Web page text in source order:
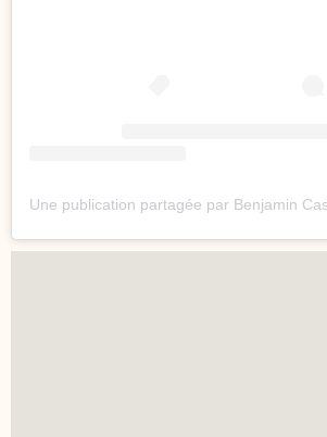
Une publication partagée par Benjamin